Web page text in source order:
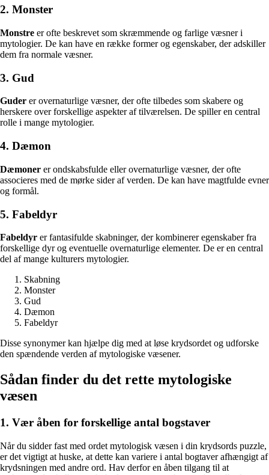
2. Monster
Monstre er ofte beskrevet som skræmmende og farlige væsner i
mytologier. De kan have en række former og egenskaber, der adskiller
dem fra normale væsner.
3. Gud
Guder er overnaturlige væsner, der ofte tilbedes som skabere og
herskere over forskellige aspekter af tilværelsen. De spiller en central
rolle i mange mytologier.
4. Dæmon
Dæmoner er ondskabsfulde eller overnaturlige væsner, der ofte
associeres med de mørke sider af verden. De kan have magtfulde evner
og formål.
5. Fabeldyr
Fabeldyr er fantasifulde skabninger, der kombinerer egenskaber fra
forskellige dyr og eventuelle overnaturlige elementer. De er en central
del af mange kulturers mytologier.
Skabning
Monster
Gud
Dæmon
Fabeldyr
Disse synonymer kan hjælpe dig med at løse krydsordet og udforske
den spændende verden af mytologiske væsener.
Sådan finder du det rette mytologiske
væsen
1. Vær åben for forskellige antal bogstaver
Når du sidder fast med ordet mytologisk væsen i din krydsords puzzle,
er det vigtigt at huske, at dette kan variere i antal bogtaver afhængigt af
krydsningen med andre ord. Hav derfor en åben tilgang til at